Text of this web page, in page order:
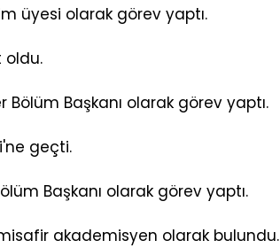
üyesi olarak görev yaptı.
oldu.
Bölüm Başkanı olarak görev yaptı.
geçti.
Başkanı olarak görev yaptı.
akademisyen olarak bulundu.